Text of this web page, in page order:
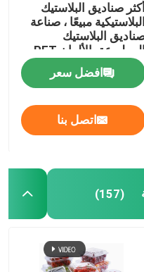
أكثر صناديق البلاستيك
البلاستيكية مبيعًا ، صناعة
البلاستيك
المطبوعة بالألوان PET
للطعام المبيعات المباشرة
صناديق البلاستيك
للمشروبات والعطور ،
تخصيص متاح
افضل سعر
اتصل بنا
(157)